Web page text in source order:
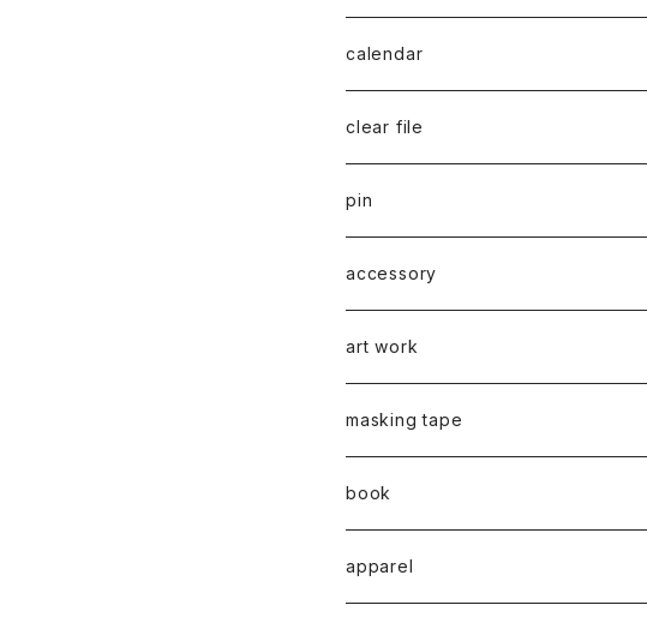
series 02
千葉真弘
川淵美帆
馬渕祐輝
牧野亮介
series 01
蛯子陽太
web限定
series 03
all complete
蛯子陽太
series 04
乾 夏樹
蛯子 陽太
calendar
2019
typeB
2020
CASUAL 横タイプ
CLASSIC 縦タイプ
2021
CLASSIC
CASUAL
2022
VERTICAL -ヴァーティカル-
Horizon -ホライゾン-
2023
VERTICAL - ヴァーティカル -
Horizon - ホライゾン -
2024
Vertical - ヴァーティカル -縦型
clear file
series 02
all complete
series 04
pin
series 01
蛯子陽太
後藤裕貴
accessory
弓山諒
ピアス
イヤリング
牧野亮介
ピアス
イヤリング
西川雄野
イヤリング
art work
蛯子陽太
猫 - cat -
犬 - dog -
白石貴喜
清尾あかり
masking tape
book
apparel